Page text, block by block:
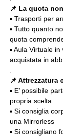
📌 La quota
▪️ Trasporti per
▪️ Tutto quanto
quota
▪️ Aula Virtuale
acquistata in
📌 Attrezzatura
▪️ E’ possibile
propria scelta.
▪️ Si consiglia
una Mirrorless
▪️ Si consigliano